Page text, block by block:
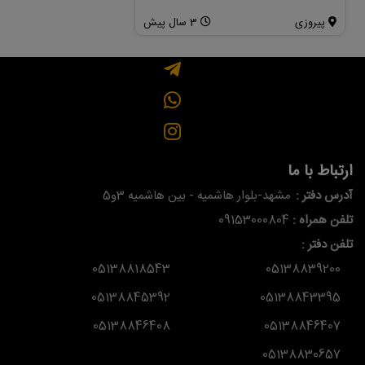
3 سال پیش
پیروزی
ارتباط با ما
آدرس دفتر : مشهد-بلوار هاشمیه - بین هاشمیه 3و5
تلفن همراه : 09153000804
تلفن دفتر :
05138839200
05138818543
05138843395
05138845392
05138846407
05138846408
05138830657